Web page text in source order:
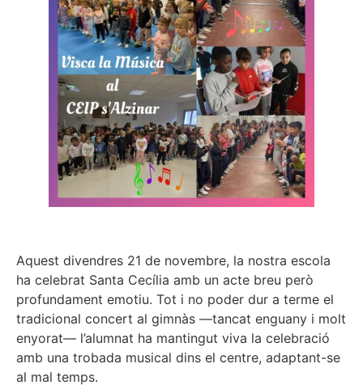
Aquest divendres 21 de novembre, la nostra escola
ha celebrat Santa Cecília amb un acte breu però
profundament emotiu. Tot i no poder dur a terme el
tradicional concert al gimnàs —tancat enguany i molt
enyorat— l’alumnat ha mantingut viva la celebració
amb una trobada musical dins el centre, adaptant-se
al mal temps.